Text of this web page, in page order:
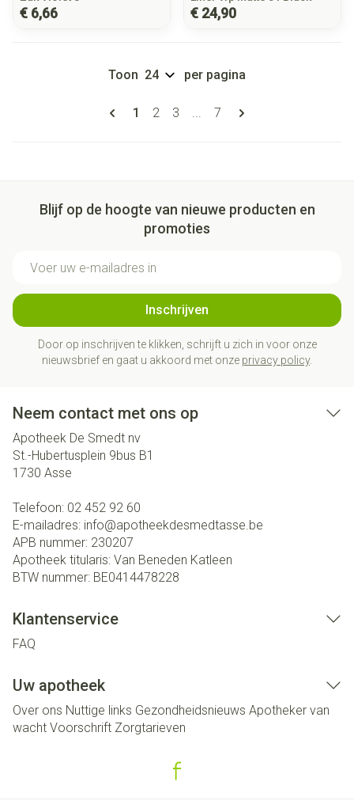
€ 6,66 € 24,90
Pagina's
U lees momenteel pagina
1 Pagina
2 Pagina
3 ... Pagina
7
Toon per pagina
Blijf op de hoogte van nieuwe producten en
promoties
Inschrijven
Door op inschrijven te klikken, schrijft u zich in voor onze
nieuwsbrief en gaat u akkoord met onze privacy policy.
Neem contact met ons op
Apotheek De Smedt nv
St.-Hubertusplein 9bus B1
1730 Asse
Telefoon: 02 452 92 60
E-mailadres: info@apotheekdesmedtasse.be
APB nummer: 230207
Apotheek titularis: Van Beneden Katleen
BTW nummer: BE0414478228
Klantenservice
FAQ
Uw apotheek
Over ons Nuttige links Gezondheidsnieuws Apotheker van
wacht Voorschrift Zorgtarieven